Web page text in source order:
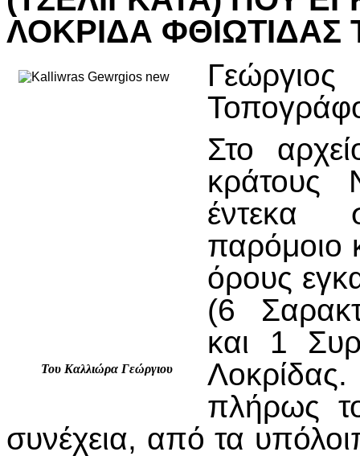
ΛΟΚΡΙΔΑ ΦΘΙΩΤΙΔΑΣ
Του Καλλιώρα Γεώργιου
Στο
κράτους
έντεκα
παρόμοιο
όρους
(6
και 1
πλήρως
συνέχεια, από τα